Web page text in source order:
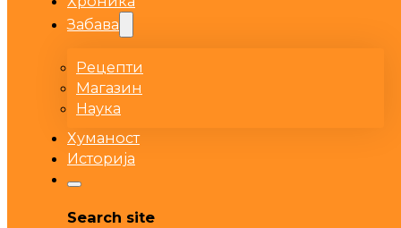
Забава
Рецепти
Магазин
Наука
Хуманост
Историја
Search site